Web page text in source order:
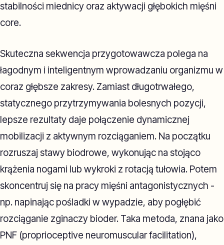
stabilności miednicy oraz aktywacji głębokich mięśni
core.
Skuteczna sekwencja przygotowawcza polega na
łagodnym i inteligentnym wprowadzaniu organizmu w
coraz głębsze zakresy. Zamiast długotrwałego,
statycznego przytrzymywania bolesnych pozycji,
lepsze rezultaty daje połączenie dynamicznej
mobilizacji z aktywnym rozciąganiem. Na początku
rozruszaj stawy biodrowe, wykonując na stojąco
krążenia nogami lub wykroki z rotacją tułowia. Potem
skoncentruj się na pracy mięśni antagonistycznych -
np. napinając pośladki w wypadzie, aby pogłębić
rozciąganie zginaczy bioder. Taka metoda, znana jako
PNF (proprioceptive neuromuscular facilitation),